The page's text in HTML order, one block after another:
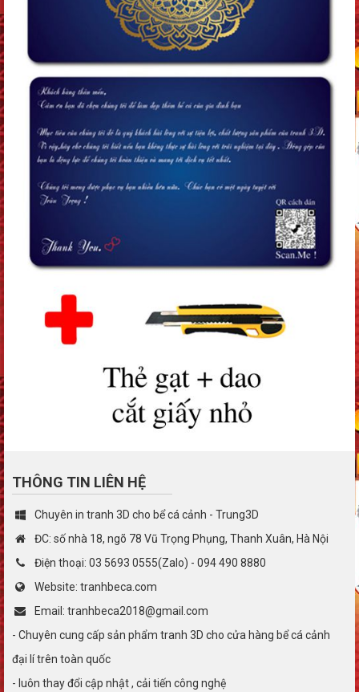
THÔNG TIN LIÊN HỆ
Chuyên in tranh 3D cho bể cá cảnh - Trung3D
ĐC: số nhà 18, ngõ 78 Vũ Trọng Phụng, Thanh Xuân, Hà Nội
Điện thoại: 03 5693 0555(Zalo) - 094 490 8880
Website: tranhbeca.com
Email: tranhbeca2018@gmail.com
- Chuyên cung cấp sản phẩm tranh 3D cho cửa hàng bể cá cảnh
đại lí trên toàn quốc
- luôn thay đổi cập nhật , cải tiến công nghệ